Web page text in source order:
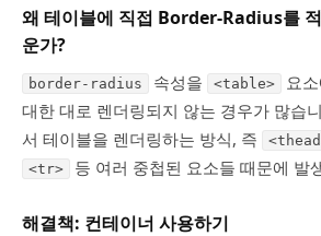
왜 테이블에 직접 Border-Radius를
운가?
border-radius 속성을 <table>
요
대한 대로 렌더링되지 않는 경우가 많습
서 테이블을 렌더링하는 방식, 즉
<tr> 등 여러 중첩된 요소들 때문에 발
해결책: 컨테이너 사용하기